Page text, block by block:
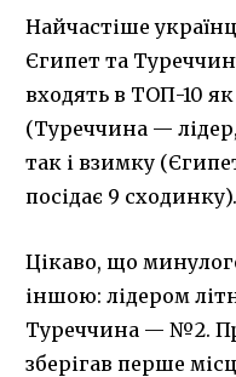
Найчастіше
Єгипет та
входять в ТОП-10
(Туреччина —
так і взимку
посідає 9 сходинку).
Цікаво, що
іншою: лідером
Туреччина — №2.
зберігав перше